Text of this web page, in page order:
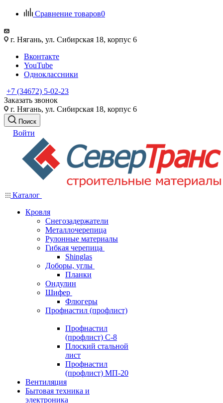
Сравнение товаров0
г. Нягань, ул. Сибирская 18, корпус 6
Вконтакте
YouTube
Одноклассники
+7 (34672) 5-02-23
Заказать звонок
г. Нягань, ул. Сибирская 18, корпус 6
Поиск
Войти
Каталог
Кровля
Снегозадержатели
Металлочерепица
Рулонные материалы
Гибкая черепица
Shinglas
Доборы, углы
Планки
Ондулин
Шифер
Флюгеры
Профнастил (профлист)
Профнастил
(профлист) С-8
Плоский стальной
лист
Профнастил
(профлист) МП-20
Вентиляция
Бытовая техника и
электроника